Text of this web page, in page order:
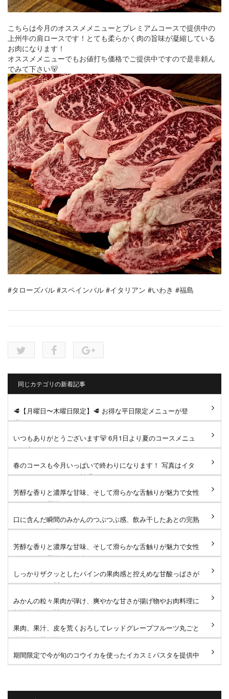
こちらは今月のオススメメニューとプレミアムコースで提供中の
上州牛の肩ロースです！とても柔らかく肉の旨味が凝縮している
お肉になります！
オススメメニューでもお値打ち価格でご提供中ですので是非頼ん
でみて下さい🐻
#タローズバル #スペインバル #イタリアン #いわき #福島
同じカテゴリの新着記事
🥩【月曜日〜木曜日限定】🥩 お得な平日限定メニューが登
場！ ジューシーなサーロイン...
いつもありがとうございます🐻 6月1日より夏のコースメニュ
ーへ変更となります。 仕...
春のコースも今月いっぱいで終わりになります！ 写真はイタ
リアンコースのメイン料理...
芳醇な香りと濃厚な甘味、そして滑らかな舌触りが魅力で女性
はもちろん男性にもお楽し...
口に含んだ瞬間のみかんのつぶつぶ感、飲み干したあとの完熟
みかんの深い味わいがたま...
芳醇な香りと濃厚な甘味、そして滑らかな舌触りが魅力で女性
はもちろん男性にもお楽し...
しっかりザクッとしたパインの果肉感と控えめな甘酸っぱさが
たまりません🐻 #タローズ...
みかんの粒々果肉が弾け、爽やかな甘さが揚げ物やお肉料理に
相性抜群です🐻 #タローズ...
果肉、果汁、皮を荒くおろしてレッドグレープフルーツ丸ごと
使用した甘さ控えめなサワ...
期間限定で今が旬のコウイカを使ったイカスミパスタを提供中
です！たっぷりのコウイカ...